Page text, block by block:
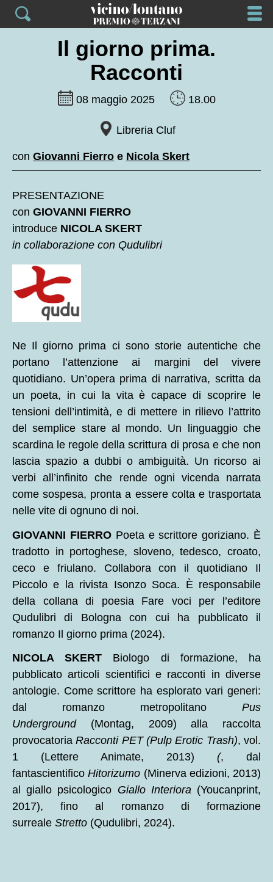
Skip
Il giorno prima.
Racconti
08 maggio 2025 18.00
Libreria Cluf
con Giovanni Fierro e Nicola Skert
PRESENTAZIONE
con GIOVANNI FIERRO
introduce NICOLA SKERT
in collaborazione con Qudulibri
Ne Il giorno prima ci sono storie autentiche che
portano l’attenzione ai margini del vivere
quotidiano. Un’opera prima di narrativa, scritta da
un poeta, in cui la vita è capace di scoprire le
tensioni dell’intimità, e di mettere in rilievo l’attrito
del semplice stare al mondo. Un linguaggio che
scardina le regole della scrittura di prosa e che non
lascia spazio a dubbi o ambiguità. Un ricorso ai
verbi all’infinito che rende ogni vicenda narrata
come sospesa, pronta a essere colta e trasportata
nelle vite di ognuno di noi.
GIOVANNI FIERROPoeta e scrittore goriziano. È
tradotto in portoghese, sloveno, tedesco, croato,
ceco e friulano. Collabora con il quotidiano Il
Piccolo e la rivista Isonzo Soca. È responsabile
della collana di poesia Fare voci per l’editore
Qudulibri di Bologna con cui ha pubblicato il
romanzo Il giorno prima (2024).
NICOLA SKERT Biologo di formazione, ha
pubblicato articoli scientifici e racconti in diverse
antologie. Come scrittore ha esplorato vari generi:
dal romanzo metropolitano Pus
Underground(Montag, 2009) alla raccolta
provocatoriaRacconti PET (Pulp Erotic Trash), vol.
1 (Lettere Animate, 2013) (, dal
fantascientificoHitorizumo (Minerva edizioni, 2013)
al giallo psicologico Giallo Interiora (Youcanprint,
2017), fino al romanzo di formazione
surreale Stretto (Qudulibri, 2024).